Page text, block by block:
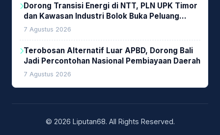
Dorong Transisi Energi di NTT, PLN UPK Timor
dan Kawasan Industri Bolok Buka Peluang
Investasi Woodchip untuk Cofiring PLTU Bolok
7 Agustus 2026
Terobosan Alternatif Luar APBD, Dorong Bali
Jadi Percontohan Nasional Pembiayaan Daerah
7 Agustus 2026
© 2026 Liputan68. All Rights Reserved.